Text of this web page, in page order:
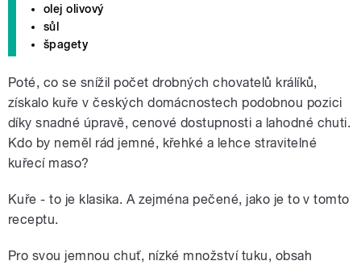
olej olivový
sůl
špagety
Poté, co se snížil počet drobných chovatelů králíků,
získalo kuře v českých domácnostech podobnou pozici
díky snadné úpravě, cenové dostupnosti a lahodné chuti.
Kdo by neměl rád jemné, křehké a lehce stravitelné
kuřecí maso?
Kuře - to je klasika. A zejména pečené, jako je to v tomto
receptu.
Pro svou jemnou chuť, nízké množství tuku, obsah